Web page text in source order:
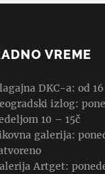
VREME
DKC-a: od
izlog:
10 – 15č
galerija:
Artget: